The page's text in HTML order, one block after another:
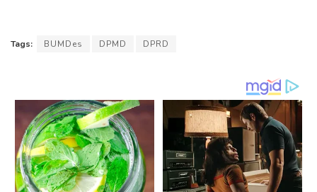
Tags: BUMDes DPMD DPRD